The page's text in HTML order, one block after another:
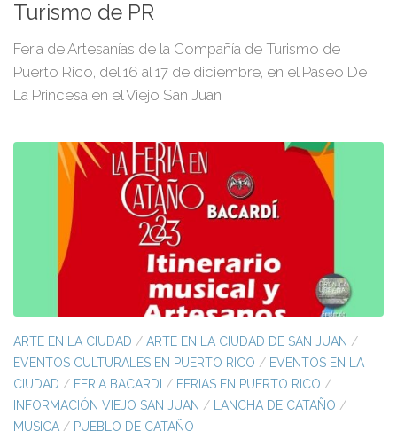
Turismo de PR
Feria de Artesanías de la Compañía de Turismo de
Puerto Rico, del 16 al 17 de diciembre, en el Paseo De
La Princesa en el Viejo San Juan
ARTE EN LA CIUDAD / ARTE EN LA CIUDAD DE SAN JUAN /
EVENTOS CULTURALES EN PUERTO RICO / EVENTOS EN LA
CIUDAD / FERIA BACARDI / FERIAS EN PUERTO RICO /
INFORMACIÓN VIEJO SAN JUAN / LANCHA DE CATAÑO /
MUSICA / PUEBLO DE CATAÑO